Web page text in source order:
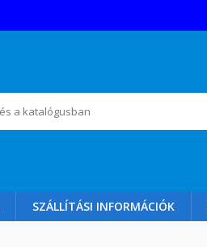
SZÁLLÍTÁSI INFORMÁCIÓK